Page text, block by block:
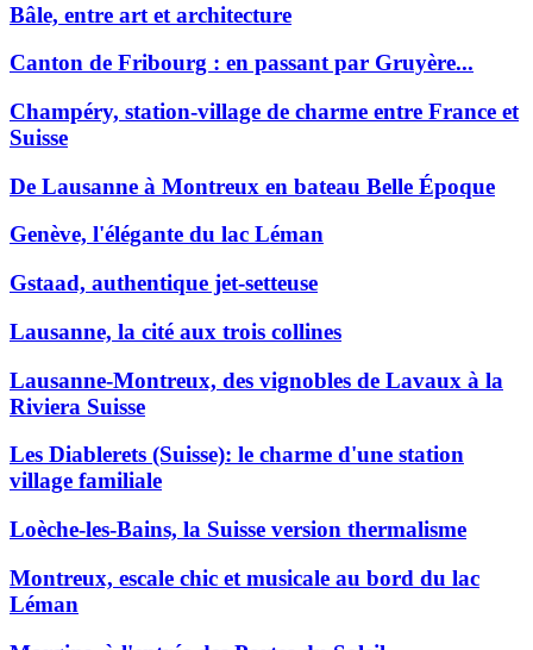
Bâle, entre art et architecture
Canton de Fribourg : en passant par Gruyère...
Champéry, station-village de charme entre France et
Suisse
De Lausanne à Montreux en bateau Belle Époque
Genève, l'élégante du lac Léman
Gstaad, authentique jet-setteuse
Lausanne, la cité aux trois collines
Lausanne-Montreux, des vignobles de Lavaux à la
Riviera Suisse
Les Diablerets (Suisse): le charme d'une station
village familiale
Loèche-les-Bains, la Suisse version thermalisme
Montreux, escale chic et musicale au bord du lac
Léman